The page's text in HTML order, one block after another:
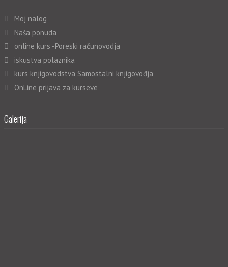
Moj nalog
Naša ponuda
online kurs -Poreski računovodja
iskustva polaznika
kurs knjigovodstva Samostalni knjigovođja
OnLine prijava za kurseve
Galerija